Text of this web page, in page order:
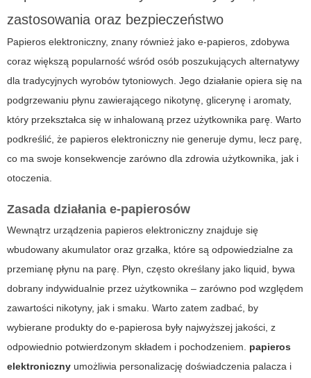
zastosowania oraz bezpieczeństwo
Papieros elektroniczny, znany również jako e-papieros, zdobywa
coraz większą popularność wśród osób poszukujących alternatywy
dla tradycyjnych wyrobów tytoniowych. Jego działanie opiera się na
podgrzewaniu płynu zawierającego nikotynę, glicerynę i aromaty,
który przekształca się w inhalowaną przez użytkownika parę. Warto
podkreślić, że papieros elektroniczny nie generuje dymu, lecz parę,
co ma swoje konsekwencje zarówno dla zdrowia użytkownika, jak i
otoczenia.
Zasada działania e-papierosów
Wewnątrz urządzenia papieros elektroniczny znajduje się
wbudowany akumulator oraz grzałka, które są odpowiedzialne za
przemianę płynu na parę. Płyn, często określany jako liquid, bywa
dobrany indywidualnie przez użytkownika – zarówno pod względem
zawartości nikotyny, jak i smaku. Warto zatem zadbać, by
wybierane produkty do e-papierosa były najwyższej jakości, z
odpowiednio potwierdzonym składem i pochodzeniem. papieros
elektroniczny umożliwia personalizację doświadczenia palacza i